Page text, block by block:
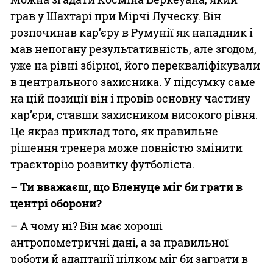
грав у Шахтарі при Мірчі Луческу. Він
розпочинав кар’єру в Румунії як нападник і
мав непогану результативність, але згодом,
уже на рівні збірної, його перекваліфікували
в центрального захисника. У підсумку саме
на цій позиції він і провів основну частину
кар’єри, ставши захисником високого рівня.
Це якраз приклад того, як правильне
рішення тренера може повністю змінити
траєкторію розвитку футболіста.
– Ти вважаєш, що Бленуце міг би грати в
центрі оборони?
– А чому ні? Він має хороші
антропометричні дані, а за правильної
роботи й адаптації цілком міг би заграти в